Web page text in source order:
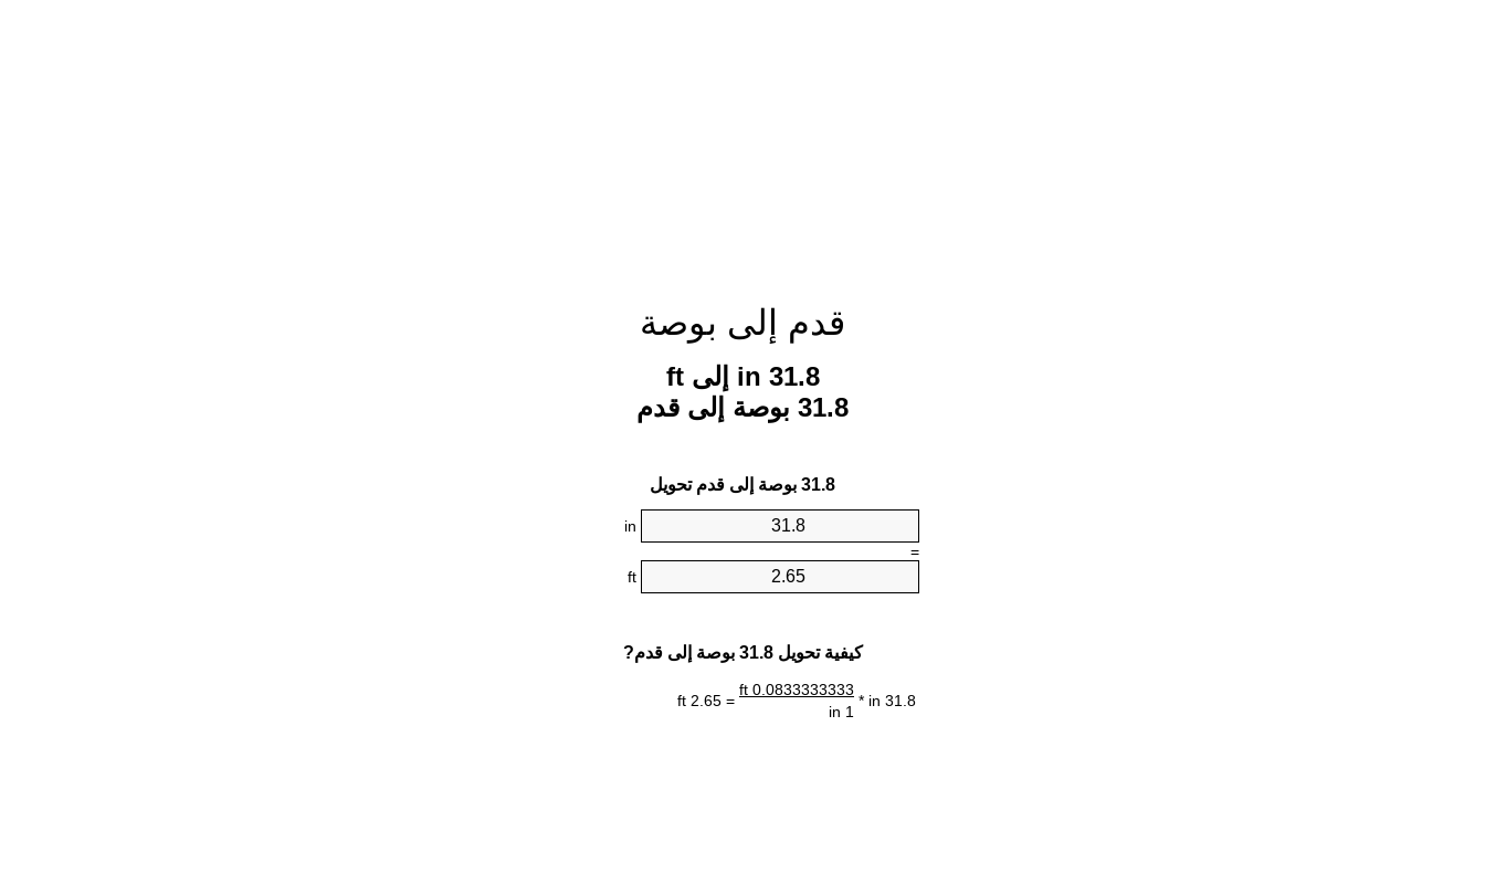
قدم إلى بوصة
31.8 in إلى ft
31.8 بوصة إلى قدم
31.8 بوصة إلى قدم تحويل
in
=
ft
كيفية تحويل 31.8 بوصة إلى قدم?
31.8 in *
0.0833333333 ft
= 2.65 ft
1 in